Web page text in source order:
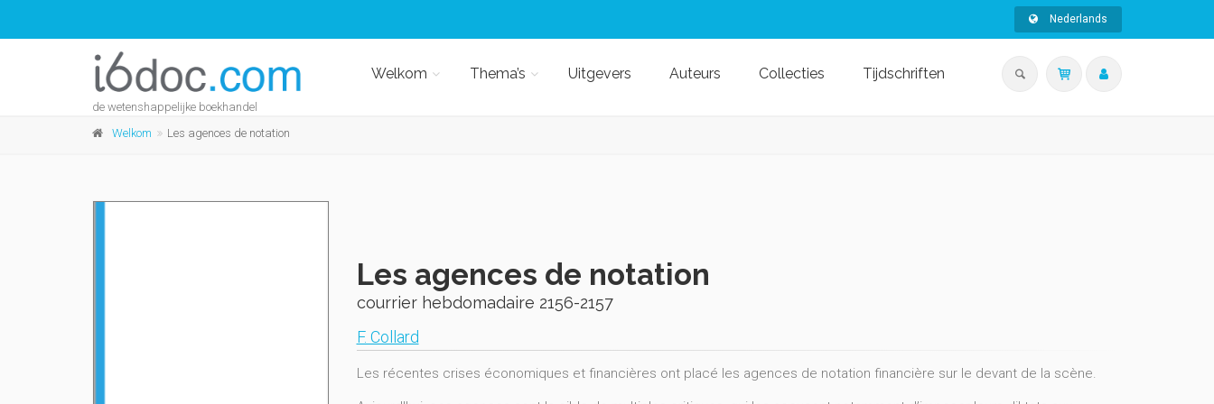
Nederlands
de wetenshappelijke boekhandel
Welkom Thema’s Uitgevers Auteurs Collecties Tijdschriften
Welkom Les agences de notation
Les agences de notation
courrier hebdomadaire 2156-2157
F. Collard
Les récentes crises économiques et financières ont placé les agences de notation financière sur le devant de la scène.